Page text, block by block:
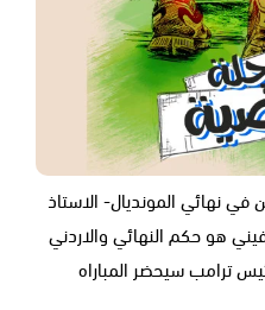
في نهائي المونديال- الاستاذ
السلوفيني هو حكم النهائي والاردني
الحكم الرابع ٣- الرئيس ترامب سيحضر المباراه